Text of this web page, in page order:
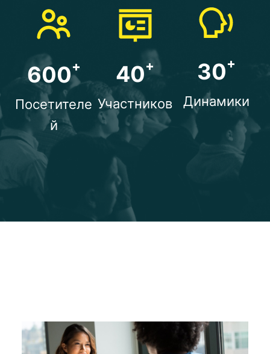
600+
Посетителе
й
40+
Участников
30+
Динамики